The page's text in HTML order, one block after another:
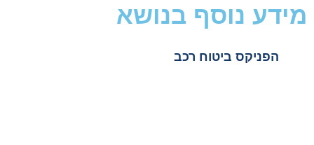
מידע נוסף בנושא
הפניקס ביטוח רכב